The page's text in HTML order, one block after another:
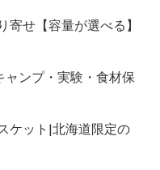
寄せ【容量が選べる】
ャンプ・実験・食材保
ケット|北海道限定の